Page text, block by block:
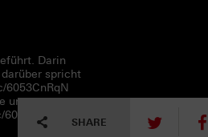
Darin
spricht
unter
SHARE tweet